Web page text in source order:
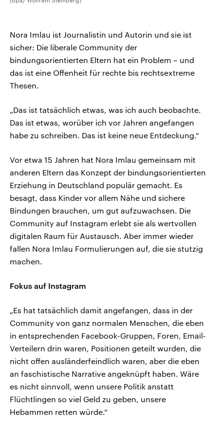
Nora Imlau ist Journalistin und Autorin und sie ist
sicher: Die liberale Community der
bindungsorientierten Eltern hat ein Problem – und
das ist eine Offenheit für rechte bis rechtsextreme
Thesen.
„Das ist tatsächlich etwas, was ich auch beobachte.
Das ist etwas, worüber ich vor Jahren angefangen
habe zu schreiben. Das ist keine neue Entdeckung.“
Vor etwa 15 Jahren hat Nora Imlau gemeinsam mit
anderen Eltern das Konzept der bindungsorientierten
Erziehung in Deutschland populär gemacht. Es
besagt, dass Kinder vor allem Nähe und sichere
Bindungen brauchen, um gut aufzuwachsen. Die
Community auf Instagram erlebt sie als wertvollen
digitalen Raum für Austausch. Aber immer wieder
fallen Nora Imlau Formulierungen auf, die sie stutzig
machen.
Fokus auf Instagram
„Es hat tatsächlich damit angefangen, dass in der
Community von ganz normalen Menschen, die eben
in entsprechenden Facebook-Gruppen, Foren, Email-
Verteilern drin waren, Positionen geteilt wurden, die
nicht offen ausländerfeindlich waren, aber die eben
an faschistische Narrative angeknüpft haben. Wäre
es nicht sinnvoll, wenn unsere Politik anstatt
Flüchtlingen so viel Geld zu geben, unsere
Hebammen retten würde.“